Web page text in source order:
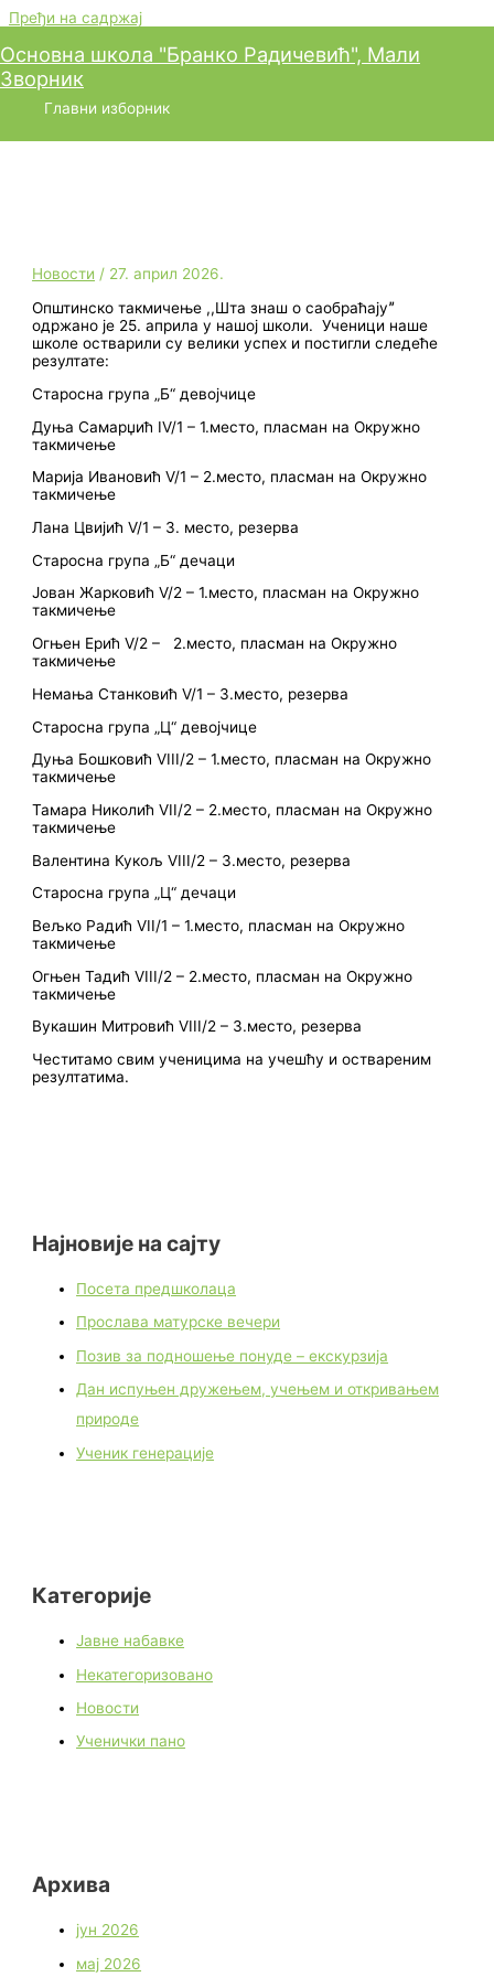
Пређи на садржај
Основна школа "Бранко Радичевић", Мали
Зворник
Главни изборник
Општинско такмичење ,,Шта
знаш о саобраћајуˮ
Новости / 27. април 2026.
Општинско такмичење ,,Шта знаш о саобраћајуˮ
одржано је 25. априла у нашој школи. Ученици наше
школе остварили су велики успех и постигли следеће
резултате:
Старосна група „Б“ девојчице
Дуња Самарџић IV/1 – 1.место, пласман на Окружно
такмичење
Марија Ивановић V/1 – 2.место, пласман на Окружно
такмичење
Лана Цвијић V/1 – 3. место, резерва
Старосна група „Б“ дечаци
Јован Жарковић V/2 – 1.место, пласман на Окружно
такмичење
Огњен Ерић V/2 – 2.место, пласман на Окружно
такмичење
Немања Станковић V/1 – 3.место, резерва
Старосна група „Ц“ девојчице
Дуња Бошковић VIII/2 – 1.место, пласман на Окружно
такмичење
Тамара Николић VII/2 – 2.место, пласман на Окружно
такмичење
Валентина Кукољ VIII/2 – 3.место, резерва
Старосна група „Ц“ дечаци
Вељко Радић VII/1 – 1.место, пласман на Окружно
такмичење
Огњен Тадић VIII/2 – 2.место, пласман на Окружно
такмичење
Вукашин Митровић VIII/2 – 3.место, резерва
Честитамо свим ученицима на учешћу и оствареним
резултатима.
Најновије на сајту
Посета предшколаца
Прослава матурске вечери
Позив за подношење понуде – екскурзија
Дан испуњен дружењем, учењем и откривањем
природе
Ученик генерације
Категорије
Јавне набавке
Некатегоризовано
Новости
Ученички пано
Архива
јун 2026
мај 2026